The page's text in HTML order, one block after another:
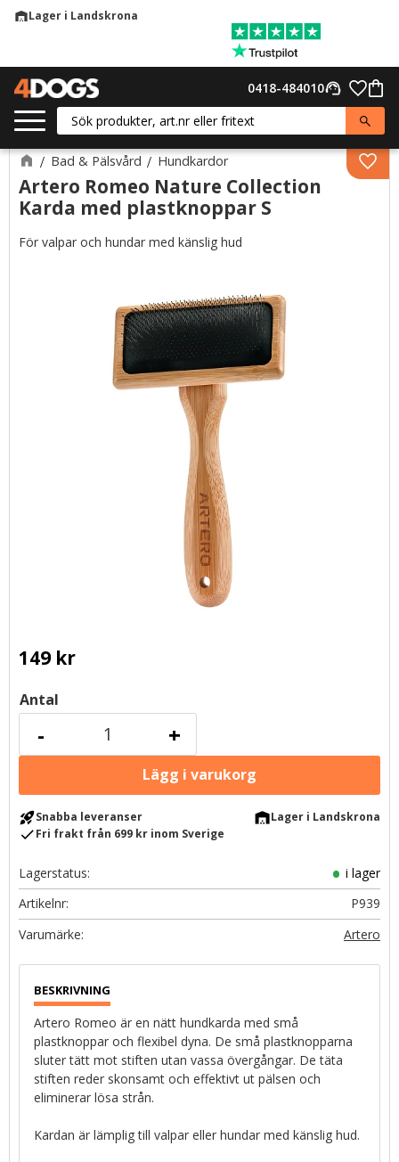
warehouseLager i Landskrona
support_agent
0418-484010
Bad & Pälsvård Hundkardor
Artero Romeo Nature Collection
Karda med plastknoppar S
För valpar och hundar med känslig hud
149kr
Antal
+
-
rocket_launchSnabba leveranser warehouseLager i Landskrona
checkFri frakt från 699 kr inom Sverige
Lagerstatus
i lager
Artikelnr
P939
Artero
Artero Romeo är en nätt hundkarda med små
plastknoppar och flexibel dyna. De små plastknopparna
sluter tätt mot stiften utan vassa övergångar. De täta
stiften reder skonsamt och effektivt ut pälsen och
eliminerar lösa strån.
Kardan är lämplig till valpar eller hundar med känslig hud.